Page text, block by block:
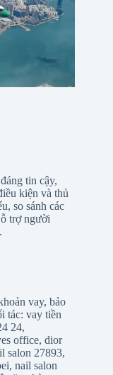
tin cậy,
kiện và thủ
so sánh các
trợ người
vay, bảo
tác: vay tiền
24,
office, dior
salon 27893,
, nail salon